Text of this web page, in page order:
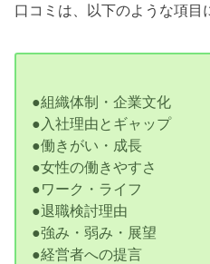
口コミは、以下のような項目
●組織体制・企業文化
●入社理由とギャップ
●働きがい・成長
●女性の働きやすさ
●ワーク・ライフ
●退職検討理由
●強み・弱み・展望
●経営者への提言